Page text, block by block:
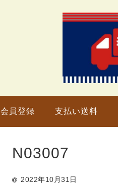
会員登録 支払い送料
N03007
2022年10月31日